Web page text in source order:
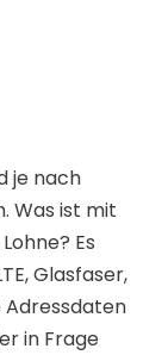
je nach
Was ist mit
Es
Glasfaser,
Adressdaten
in Frage